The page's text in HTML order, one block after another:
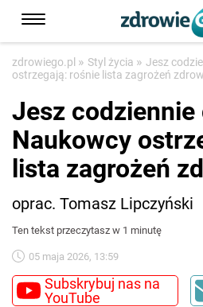
zdrowiego.pl » Styl życia » Jesz
ostrzegają: rośnie lista zagrożeń
Jesz codziennie
Naukowcy
lista zagrożeń
oprac. Tomasz Lipczyński
Ten tekst przeczytasz w 1 minutę
05 maja 2026, 13:59
Subskrybuj nas na
YouTube